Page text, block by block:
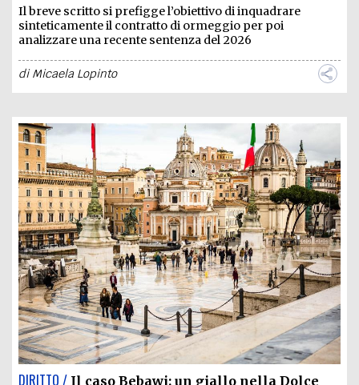
Il breve scritto si prefigge l’obiettivo di inquadrare
sinteticamente il contratto di ormeggio per poi
analizzare una recente sentenza del 2026
diMicaela Lopinto
DIRITTO / Il caso Bebawi: un giallo nella Dolce